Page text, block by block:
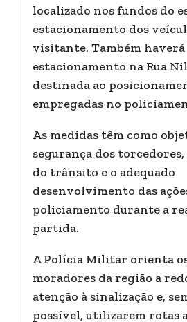
localizado nos fundos do
estacionamento dos
visitante. Também
estacionamento na Rua
destinada ao
empregadas no
As medidas têm como
segurança dos
do trânsito e o adequado
desenvolvimento das
policiamento durante a
partida.
A Polícia Militar orienta
moradores da região a
atenção à sinalização e,
possível, utilizarem rotas